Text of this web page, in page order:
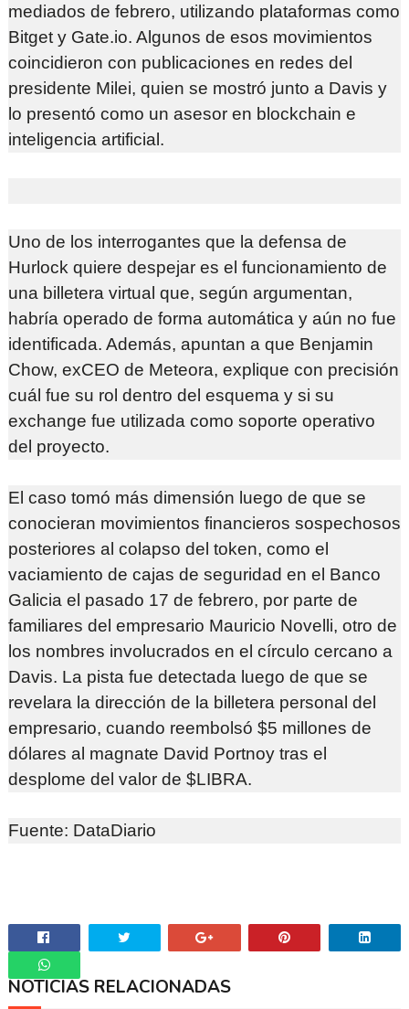
mediados de febrero, utilizando plataformas como
Bitget y Gate.io. Algunos de esos movimientos
coincidieron con publicaciones en redes del
presidente Milei, quien se mostró junto a Davis y
lo presentó como un asesor en blockchain e
inteligencia artificial.
Uno de los interrogantes que la defensa de
Hurlock quiere despejar es el funcionamiento de
una billetera virtual que, según argumentan,
habría operado de forma automática y aún no fue
identificada. Además, apuntan a que Benjamin
Chow, exCEO de Meteora, explique con precisión
cuál fue su rol dentro del esquema y si su
exchange fue utilizada como soporte operativo
del proyecto.
El caso tomó más dimensión luego de que se
conocieran movimientos financieros sospechosos
posteriores al colapso del token, como el
vaciamiento de cajas de seguridad en el Banco
Galicia el pasado 17 de febrero, por parte de
familiares del empresario Mauricio Novelli, otro de
los nombres involucrados en el círculo cercano a
Davis. La pista fue detectada luego de que se
revelara la dirección de la billetera personal del
empresario, cuando reembolsó $5 millones de
dólares al magnate David Portnoy tras el
desplome del valor de $LIBRA.
Fuente: DataDiario
Whatsapp
NOTICIAS RELACIONADAS